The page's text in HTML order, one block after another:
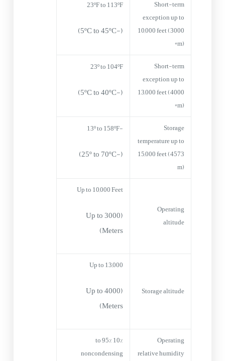
Short-term
exception up to
10,000 feet (3000
m)*
23ºF to 113ºF
(-5ºC to 45ºC)
Short-term
exception up to
13,000 feet (4000
m)*
23º to 104ºF
(-5ºC to 40ºC)
Storage
temperature up to
15,000 feet (4573
m)
-13º to 158ºF
(-25º to 70ºC)
Operating
altitude
Up to 10,000 Feet
(Up to 3000
Meters)
Storage altitude
Up to 13,000
(Up to 4000
Meters)
Operating
relative humidity
10% to 95%
noncondensing